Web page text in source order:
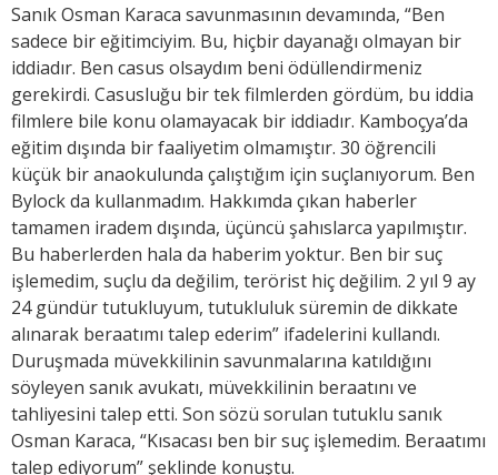
Sanık Osman Karaca savunmasının devamında, “Ben
sadece bir eğitimciyim. Bu, hiçbir dayanağı olmayan bir
iddiadır. Ben casus olsaydım beni ödüllendirmeniz
gerekirdi. Casusluğu bir tek filmlerden gördüm, bu iddia
filmlere bile konu olamayacak bir iddiadır. Kamboçya’da
eğitim dışında bir faaliyetim olmamıştır. 30 öğrencili
küçük bir anaokulunda çalıştığım için suçlanıyorum. Ben
Bylock da kullanmadım. Hakkımda çıkan haberler
tamamen iradem dışında, üçüncü şahıslarca yapılmıştır.
Bu haberlerden hala da haberim yoktur. Ben bir suç
işlemedim, suçlu da değilim, terörist hiç değilim. 2 yıl 9 ay
24 gündür tutukluyum, tutukluluk süremin de dikkate
alınarak beraatımı talep ederim” ifadelerini kullandı.
Duruşmada müvekkilinin savunmalarına katıldığını
söyleyen sanık avukatı, müvekkilinin beraatını ve
tahliyesini talep etti. Son sözü sorulan tutuklu sanık
Osman Karaca, “Kısacası ben bir suç işlemedim. Beraatımı
talep ediyorum” şeklinde konuştu.